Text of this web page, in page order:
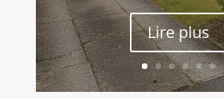
Lire plus